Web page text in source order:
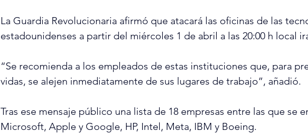
La Guardia Revolucionaria afirmó que atacará las oficinas de las
estadounidenses a partir del miércoles 1 de abril a las 20:00 h local
“Se recomienda a los empleados de estas instituciones que, para
vidas, se alejen inmediatamente de sus lugares de trabajo”, añadió.
Tras ese mensaje público una lista de 18 empresas entre las que se
Microsoft, Apple y Google, HP, Intel, Meta, IBM y Boeing.